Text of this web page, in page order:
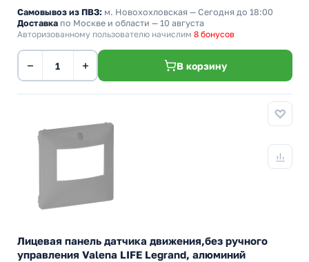
Самовывоз из ПВЗ: м. Новохохловская — Сегодня до 18:00
Доставка по Москве и области — 10 августа
Авторизованному пользователю начислим 8 бонусов
− + В корзину
Лицевая панель датчика движения,без ручного
управления Valena LIFE Legrand, алюминий